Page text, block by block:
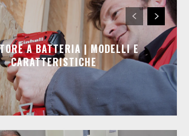
A BATTERIA | MODELLI E
CARATTERISTICHE